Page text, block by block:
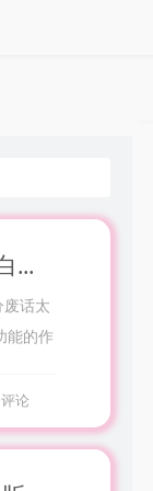
AU有声书广播剧后期制作新手小白入门教程
话太
能的作
论